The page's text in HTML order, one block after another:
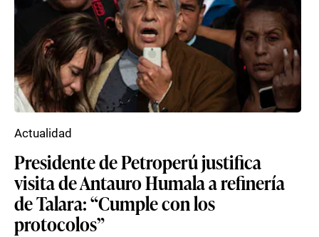
Presidente de Petroperú justifica
visita de Antauro Humala a refinería
de Talara: “Cumple con los
protocolos”
Actualidad